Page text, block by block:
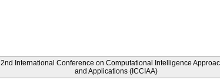
2nd International Conference on Computational Intelligence
and Applications (ICCIAA)